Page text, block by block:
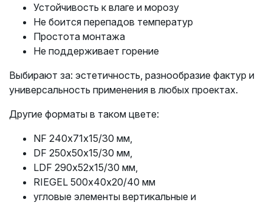
Устойчивость к влаге и морозу
Не боится перепадов температур
Простота монтажа
Не поддерживает горение
Выбирают за: эстетичность, разнообразие фактур и
универсальность применения в любых проектах.
Другие форматы в таком цвете:
NF 240х71х15/30 мм,
DF 250х50х15/30 мм,
LDF 290х52х15/30 мм,
RIEGEL 500х40х20/40 мм
угловые элементы вертикальные и